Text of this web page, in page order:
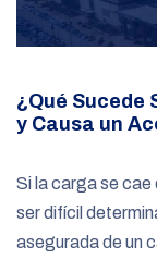
¿Qué Sucede
y Causa un
Si la carga se cae
ser difícil
asegurada de un